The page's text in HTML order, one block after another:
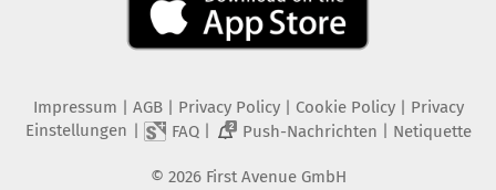
Impressum | AGB | Privacy Policy| Cookie Policy| Privacy
Einstellungen | FAQ| 2 Push-Nachrichten | Netiquette
© 2026 First Avenue GmbH